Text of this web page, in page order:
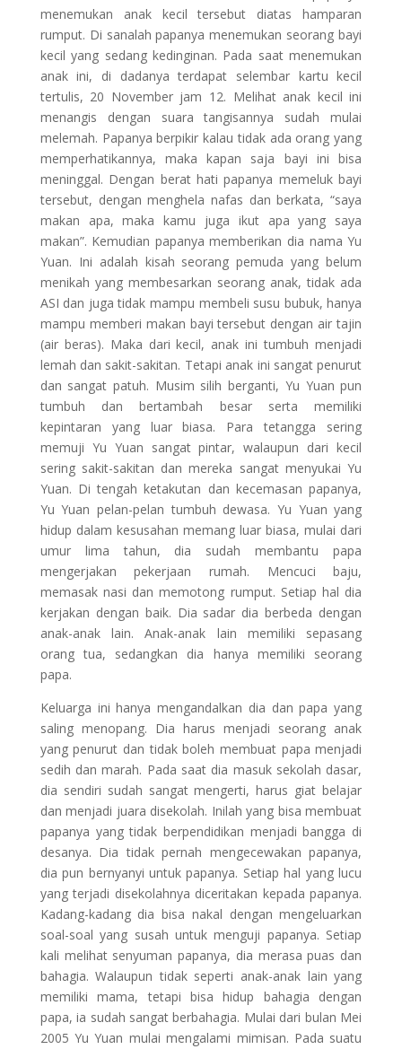
menemukan anak kecil tersebut diatas hamparan
rumput. Di sanalah papanya menemukan seorang bayi
kecil yang sedang kedinginan. Pada saat menemukan
anak ini, di dadanya terdapat selembar kartu kecil
tertulis, 20 November jam 12. Melihat anak kecil ini
menangis dengan suara tangisannya sudah mulai
melemah. Papanya berpikir kalau tidak ada orang yang
memperhatikannya, maka kapan saja bayi ini bisa
meninggal. Dengan berat hati papanya memeluk bayi
tersebut, dengan menghela nafas dan berkata, “saya
makan apa, maka kamu juga ikut apa yang saya
makan”. Kemudian papanya memberikan dia nama Yu
Yuan. Ini adalah kisah seorang pemuda yang belum
menikah yang membesarkan seorang anak, tidak ada
ASI dan juga tidak mampu membeli susu bubuk, hanya
mampu memberi makan bayi tersebut dengan air tajin
(air beras). Maka dari kecil, anak ini tumbuh menjadi
lemah dan sakit-sakitan. Tetapi anak ini sangat penurut
dan sangat patuh. Musim silih berganti, Yu Yuan pun
tumbuh dan bertambah besar serta memiliki
kepintaran yang luar biasa. Para tetangga sering
memuji Yu Yuan sangat pintar, walaupun dari kecil
sering sakit-sakitan dan mereka sangat menyukai Yu
Yuan. Di tengah ketakutan dan kecemasan papanya,
Yu Yuan pelan-pelan tumbuh dewasa. Yu Yuan yang
hidup dalam kesusahan memang luar biasa, mulai dari
umur lima tahun, dia sudah membantu papa
mengerjakan pekerjaan rumah. Mencuci baju,
memasak nasi dan memotong rumput. Setiap hal dia
kerjakan dengan baik. Dia sadar dia berbeda dengan
anak-anak lain. Anak-anak lain memiliki sepasang
orang tua, sedangkan dia hanya memiliki seorang
papa.
Keluarga ini hanya mengandalkan dia dan papa yang
saling menopang. Dia harus menjadi seorang anak
yang penurut dan tidak boleh membuat papa menjadi
sedih dan marah. Pada saat dia masuk sekolah dasar,
dia sendiri sudah sangat mengerti, harus giat belajar
dan menjadi juara disekolah. Inilah yang bisa membuat
papanya yang tidak berpendidikan menjadi bangga di
desanya. Dia tidak pernah mengecewakan papanya,
dia pun bernyanyi untuk papanya. Setiap hal yang lucu
yang terjadi disekolahnya diceritakan kepada papanya.
Kadang-kadang dia bisa nakal dengan mengeluarkan
soal-soal yang susah untuk menguji papanya. Setiap
kali melihat senyuman papanya, dia merasa puas dan
bahagia. Walaupun tidak seperti anak-anak lain yang
memiliki mama, tetapi bisa hidup bahagia dengan
papa, ia sudah sangat berbahagia. Mulai dari bulan Mei
2005 Yu Yuan mulai mengalami mimisan. Pada suatu